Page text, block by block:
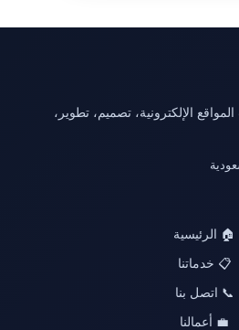
الإلكترونية، تصميم، تطوير،
🏠 الرئيسية
📋 خدماتنا
📞 اتصل بنا
💼 أعمالنا